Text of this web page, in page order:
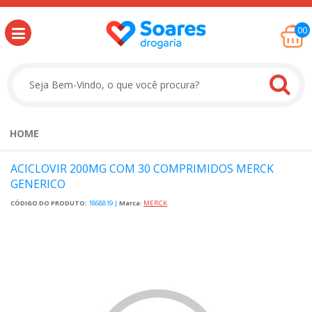
00
HOME
ACICLOVIR 200MG COM 30 COMPRIMIDOS MERCK
GENERICO
CÓDIGO DO PRODUTO: 1868819 | Marca: MERCK